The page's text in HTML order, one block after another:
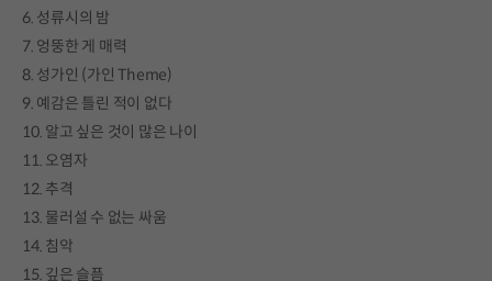
6. 성류시의 밤
7. 엉뚱한 게 매력
8. 성가인 (가인 Theme)
9. 예감은 틀린 적이 없다
10. 알고 싶은 것이 많은 나이
11. 오염자
12. 추격
13. 물러설 수 없는 싸움
14. 침악
15. 깊은 슬픔